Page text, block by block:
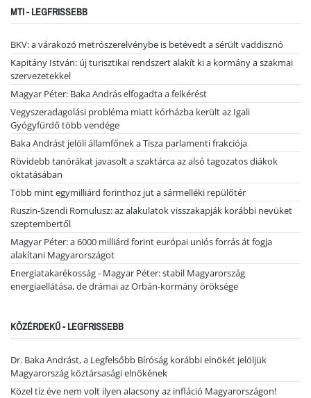
MTI - LEGFRISSEBB
BKV: a várakozó metrószerelvénybe is betévedt a sérült vaddisznó
Kapitány István: új turisztikai rendszert alakít ki a kormány a szakmai
szervezetekkel
Magyar Péter: Baka András elfogadta a felkérést
Vegyszeradagolási probléma miatt kórházba került az Igali
Gyógyfürdő több vendége
Baka Andrást jelöli államfőnek a Tisza parlamenti frakciója
Rövidebb tanórákat javasolt a szaktárca az alsó tagozatos diákok
oktatásában
Több mint egymilliárd forinthoz jut a sármelléki repülőtér
Ruszin-Szendi Romulusz: az alakulatok visszakapják korábbi nevüket
szeptembertől
Magyar Péter: a 6000 milliárd forint európai uniós forrás át fogja
alakítani Magyarországot
Energiatakarékosság - Magyar Péter: stabil Magyarország
energiaellátása, de drámai az Orbán-kormány öröksége
KÖZÉRDEKŰ - LEGFRISSEBB
Dr. Baka Andrást, a Legfelsőbb Bíróság korábbi elnökét jelöljük
Magyarország köztársasági elnökének
Közel tíz éve nem volt ilyen alacsony az infláció Magyarországon!